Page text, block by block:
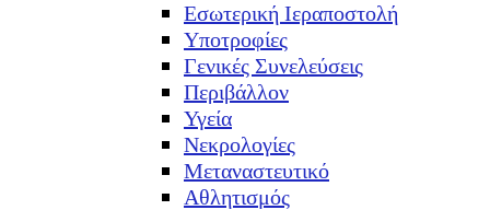
Εσωτερική Ιεραποστολή
Υποτροφίες
Γενικές Συνελεύσεις
Περιβάλλον
Υγεία
Νεκρολογίες
Μεταναστευτικό
Αθλητισμός